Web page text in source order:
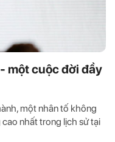
một cuộc đời đầy
một nhân tố không
nhất trong lịch sử tại